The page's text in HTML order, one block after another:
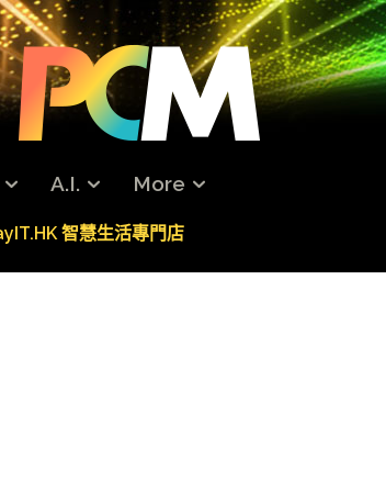
A.I. More
智慧生活專門店